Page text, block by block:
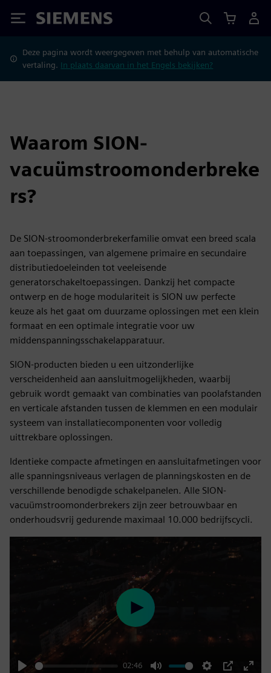
Siemens
Deze pagina wordt weergegeven met behulp van automatische
vertaling. In plaats daarvan in het Engels bekijken?
Waarom SION-
vacuümstroomonderbreke
rs?
De SION-stroomonderbrekerfamilie omvat een breed scala
aan toepassingen, van algemene primaire en secundaire
distributiedoeleinden tot veeleisende
generatorschakeltoepassingen. Dankzij het compacte
ontwerp en de hoge modulariteit is SION uw perfecte
keuze als het gaat om duurzame oplossingen met een klein
formaat en een optimale integratie voor uw
middenspanningsschakelapparatuur.
SION-producten bieden u een uitzonderlijke
verscheidenheid aan aansluitmogelijkheden, waarbij
gebruik wordt gemaakt van combinaties van poolafstanden
en verticale afstanden tussen de klemmen en een modulair
systeem van installatiecomponenten voor volledig
uittrekbare oplossingen.
Identieke compacte afmetingen en aansluitafmetingen voor
alle spanningsniveaus verlagen de planningskosten en de
verschillende benodigde schakelpanelen. Alle SION-
vacuümstroomonderbrekers zijn zeer betrouwbaar en
onderhoudsvrij gedurende maximaal 10.000 bedrijfscycli.
02:46
Play